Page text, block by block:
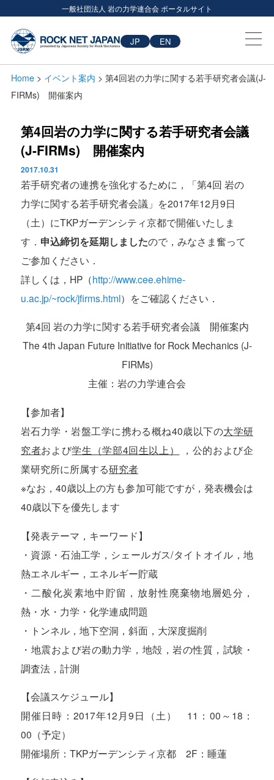
一般社団法人 岩の力学連合会 ポータルサイト
JP EN
Home > イベント案内 > 第4回岩の力学に関する若手研究者会議(J-
FIRMs) 開催案内
第4回岩の力学に関する若手研究者会議
(J-FIRMs) 開催案内
2017.10.31
若手研究者の連携を強化するために，「第4回 岩の
力学に関する若手研究者会議」を2017年12月9日
（土）にTKPガーデンシティ京都で開催いたしま
す． 申込締切を延期しましたので，みなさま奮って
ご参加ください．
詳しくは，HP（http://www.cee.ehime-
u.ac.jp/~rock/jfirms.html）をご確認ください．
第4回 岩の力学に関する若手研究者会議 開催案内
The 4th Japan Future Initiative for Rock Mechanics (J-
FIRMs)
主催：岩の力学連合会
【参加者】
岩石力学・岩盤工学に携わる概ね40歳以下の大学研
究者および学生（学部4回生以上）
，公的および企
業研究所に所属する研究者
※なお，40歳以上の方も参加可能ですが，発表機会は
40歳以下を優先します
【発表テーマ，キーワード】
・資源・石油工学，シェールガス/タイトオイル，地
熱エネルギー，エネルギー貯蔵
・二酸化炭素地中貯留，放射性廃棄物地層処分，
熱・水・力学・化学連成問題
・トンネル，地下空洞，斜面，大深度掘削
・地震および岩の動力学，地殻，岩の性質，試験・
調査法，計測
【会議スケジュール】
開催日時：2017年12月9日（土） 11：00～18：
00（予定）
開催場所：TKPガーデンシティ京都 2F：睡蓮